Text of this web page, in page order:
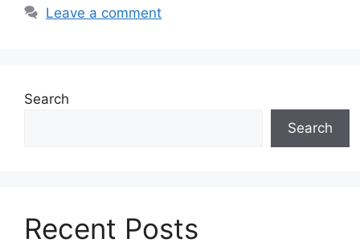
Leave a comment
Search
Search
Recent Posts